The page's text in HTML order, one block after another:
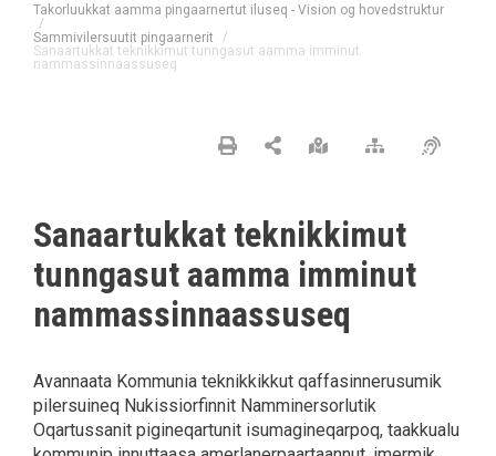
Takorluukkat aamma pingaarnertut iluseq - Vision og hovedstruktur
/
Sammivilersuutit pingaarnerit
/
Sanaartukkat teknikkimut tunngasut aamma imminut
nammassinnaassuseq
Sanaartukkat teknikkimut
tunngasut aamma imminut
nammassinnaassuseq
Avannaata Kommunia teknikkikkut qaffasinnerusumik
pilersuineq Nukissiorfinnit Namminersorlutik
Oqartussanit pigineqartunit isumagineqarpoq, taakkualu